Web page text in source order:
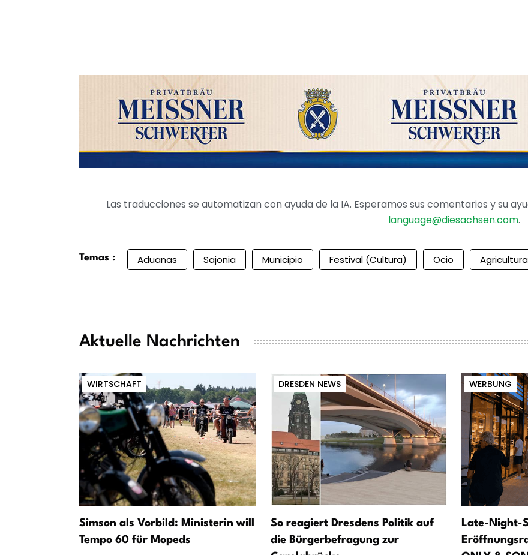
Las traducciones se automatizan con ayuda de la IA. Esperamos sus comentarios y su
language@diesachsen.com.
Temas : Aduanas Sajonia Municipio Festival (cultura) Ocio Agricultura
Aktuelle Nachrichten
WIRTSCHAFT
Simson als Vorbild: Ministerin will
Tempo 60 für Mopeds
DRESDEN NEWS
So reagiert Dresdens Politik auf
die Bürgerbefragung zur
WERBUNG
Late-Night-